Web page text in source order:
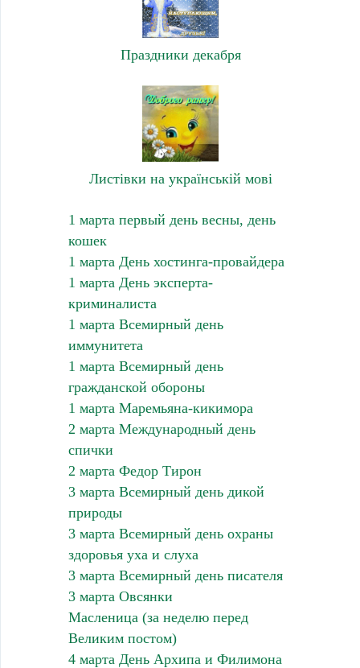
Праздники декабря
Листівки на українській мові
1 марта первый день весны, день
кошек
1 марта День хостинга-провайдера
1 марта День эксперта-
криминалиста
1 марта Всемирный день
иммунитета
1 марта Всемирный день
гражданской обороны
1 марта Маремьяна-кикимора
2 марта Международный день
спички
2 марта Федор Тирон
3 марта Всемирный день дикой
природы
3 марта Всемирный день охраны
здоровья уха и слуха
3 марта Всемирный день писателя
3 марта Овсянки
Масленица (за неделю перед
Великим постом)
4 марта День Архипа и Филимона